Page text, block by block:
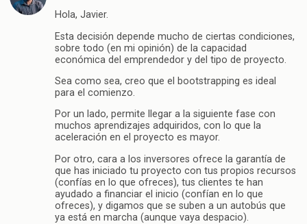
Hola, Javier.
Esta decisión depende mucho de ciertas condiciones,
sobre todo (en mi opinión) de la capacidad
económica del emprendedor y del tipo de proyecto.
Sea como sea, creo que el bootstrapping es ideal
para el comienzo.
Por un lado, permite llegar a la siguiente fase con
muchos aprendizajes adquiridos, con lo que la
aceleración en el proyecto es mayor.
Por otro, cara a los inversores ofrece la garantía de
que has iniciado tu proyecto con tus propios recursos
(confías en lo que ofreces), tus clientes te han
ayudado a financiar el inicio (confían en lo que
ofreces), y digamos que se suben a un autobús que
ya está en marcha (aunque vaya despacio).